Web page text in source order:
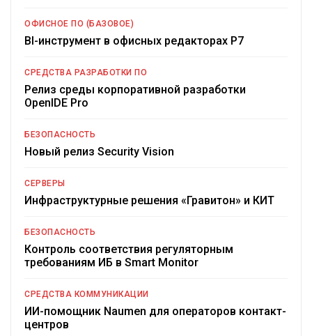
ОФИСНОЕ ПО (БАЗОВОЕ)
BI-инструмент в офисных редакторах Р7
СРЕДСТВА РАЗРАБОТКИ ПО
Релиз среды корпоративной разработки
OpenIDE Pro
БЕЗОПАСНОСТЬ
Новый релиз Security Vision
СЕРВЕРЫ
Инфраструктурные решения «Гравитон» и КИТ
БЕЗОПАСНОСТЬ
Контроль соответствия регуляторным
требованиям ИБ в Smart Monitor
СРЕДСТВА КОММУНИКАЦИИ
ИИ-помощник Naumen для операторов контакт-
центров